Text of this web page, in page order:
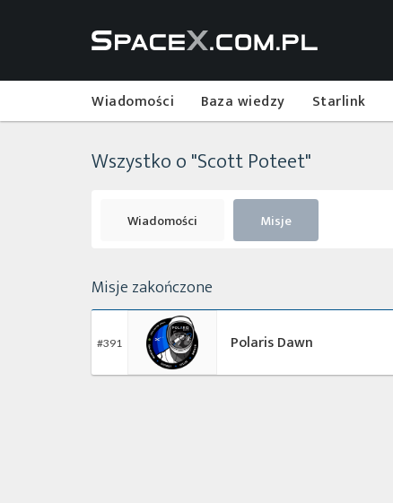
Wiadomości Baza wiedzy Starlink
Wszystko o "Scott Poteet"
Wiadomości Misje
Misje zakończone
#391 Polaris Dawn